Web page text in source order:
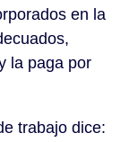
en la
la paga por
trabajo dice: